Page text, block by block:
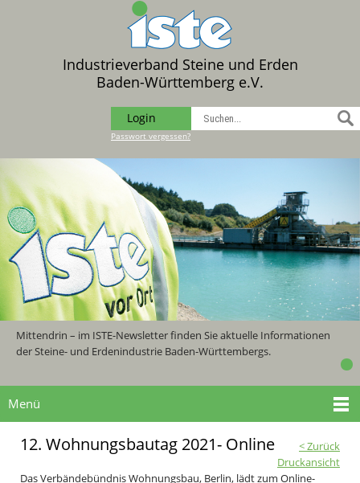
Industrieverband Steine und Erden
Baden-Württemberg e.V.
Login
Passwort vergessen?
Mittendrin – im ISTE-Newsletter finden Sie aktuelle Informationen
der Steine- und Erdenindustrie Baden-Württembergs.
Menü
< Zurück
Druckansicht
12. Wohnungsbautag 2021- Online
Das Verbändebündnis Wohnungsbau, Berlin, lädt zum Online-